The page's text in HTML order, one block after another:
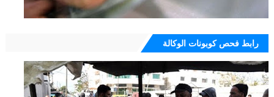
رابط فحص كوبونات الوكالة